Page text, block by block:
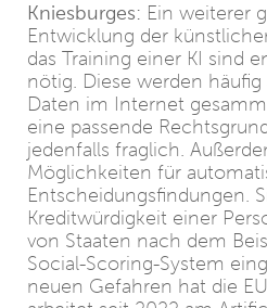
Kniesburges: Ein weiterer
Entwicklung der
das Training einer KI sind
nötig. Diese werden
Daten im Internet
eine passende
jedenfalls fraglich.
Möglichkeiten für
Entscheidungsfindungen.
Kreditwürdigkeit einer
von Staaten nach dem
Social-Scoring-System
neuen Gefahren hat die